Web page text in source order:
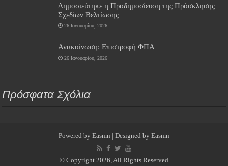
Δημοσιεύτηκε η Προδημοσίευση της Πρόσκλησης
Σχεδίων Βελτίωσης
26 Ιανουαρίου, 2026
Ανακοίνωση: Επιστροφή ΦΠΑ
26 Ιανουαρίου, 2026
Πρόσφατα Σχόλια
Powered by Easmn | Designed by Easmn
© Copyright 2026, All Rights Reserved